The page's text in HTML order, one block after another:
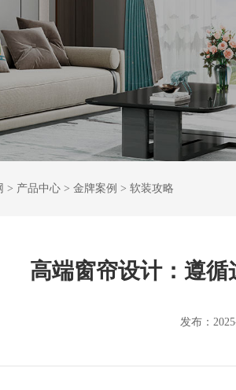
> 产品中心 > 金牌案例 > 软装攻略
高端窗帘设计：遵
发布：